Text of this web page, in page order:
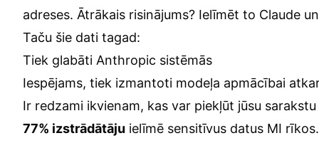
adreses. Ātrākais risinājums? Ielīmēt to Claude
Taču šie dati tagad:
Tiek glabāti Anthropic sistēmās
Iespējams, tiek izmantoti modeļa apmācībai
Ir redzami ikvienam, kas var piekļūt jūsu
77% izstrādātāju ielīmē sensitīvus datus MI